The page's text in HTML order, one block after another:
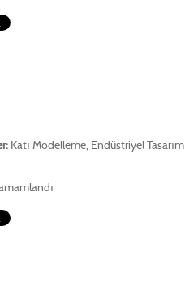
Katı Modelleme, Endüstriyel Tasarım